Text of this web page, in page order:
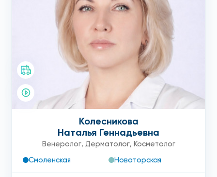
Колесникова
Наталья Геннадьевна
Венеролог, Дерматолог, Косметолог
Смоленская
Новаторская